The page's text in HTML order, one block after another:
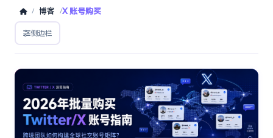
/ 博客 /X 账号购买
侧边栏